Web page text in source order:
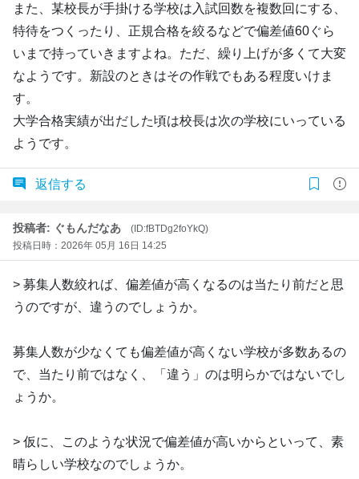
また、某校長が手掛ける学校は入試回数を複数回にする、
特待をつくったり、正規合格を絞るなどで偏差値60ぐら
いまで持っていきますよね。ただ、繰り上げが多くて大変
なようです。新設のときはその作戦でもある程度いけま
す。
大学合格実績が出だした頃は校長は次の学校にいっている
ようです。
返信する
投稿者: ぐもんだなあ
(ID:fBTDg2foYkQ)
投稿日時：2026年 05月 16日 14:25
> 募集人数絞れば、偏差値が高くなるのは当たり前だと思
うのですが、違うのでしょうか。
募集人数が少なくても偏差値が高くない学校が多数あるの
で、当たり前ではなく、「違う」のは明らかではないでし
ょうか。
> 仮に、このような状況で偏差値が高いからといって、素
晴らしい学校なのでしょうか。